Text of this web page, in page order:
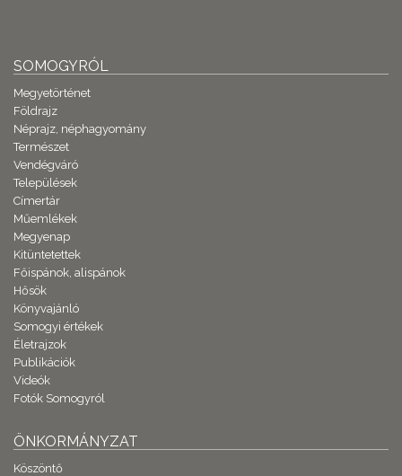
SOMOGYRÓL
Megyetörténet
Földrajz
Néprajz, néphagyomány
Természet
Vendégváró
Települések
Címertár
Műemlékek
Megyenap
Kitüntetettek
Főispánok, alispánok
Hősök
Könyvajánló
Somogyi értékek
Életrajzok
Publikációk
Videók
Fotók Somogyról
ÖNKORMÁNYZAT
Köszöntő